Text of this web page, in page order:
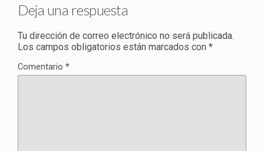
Deja una respuesta
Tu dirección de correo electrónico no será publicada.
Los campos obligatorios están marcados con *
Comentario *